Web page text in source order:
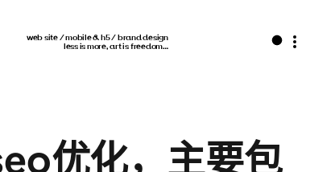
web site / mobile & h5 / brand design
less is more, art is freedom…
优化，主要包